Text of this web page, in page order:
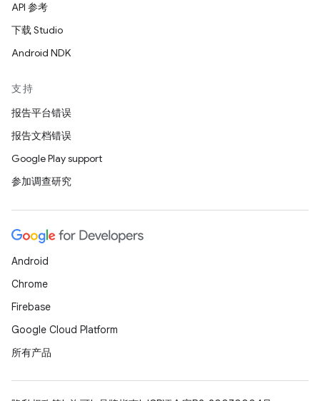
API 参考
下载 Studio
Android NDK
支持
报告平台错误
报告文档错误
Google Play support
参加调查研究
Android
Chrome
Firebase
Google Cloud Platform
所有产品